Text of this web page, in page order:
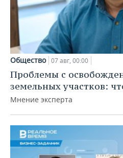
Общество 07 авг, 00:00
Проблемы с
земельных участков:
Мнение эксперта